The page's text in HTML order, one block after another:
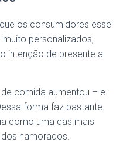
os consumidores esse
personalizados,
intenção de presente a
comida aumentou – e
forma faz bastante
como uma das mais
namorados.